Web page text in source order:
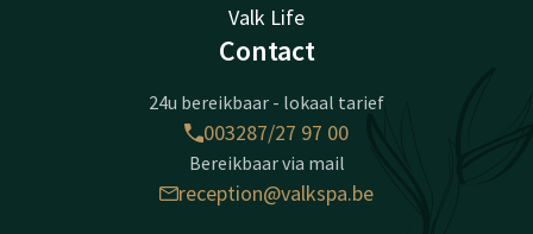
Valk Life
Contact
24u bereikbaar - lokaal tarief
003287/27 97 00
Bereikbaar via mail
reception@valkspa.be